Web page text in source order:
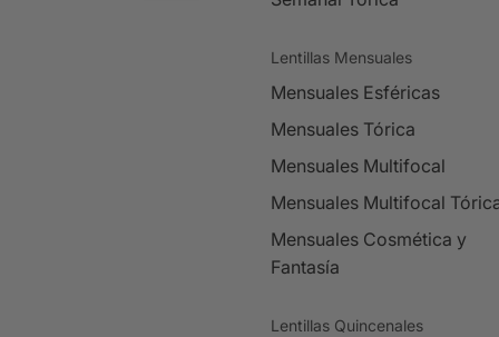
Lentillas Mensuales
Mensuales Esféricas
Mensuales Tórica
Mensuales Multifocal
Mensuales Multifocal
Mensuales Cosmética y
Fantasía
Lentillas Quincenales